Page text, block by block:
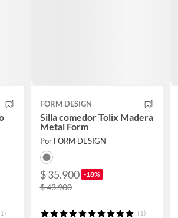
FORM DESIGN
Silla comedor Tolix Madera
Metal Form
Por FORM DESIGN
$ 35.900 -18%
$ 43.900
(1)